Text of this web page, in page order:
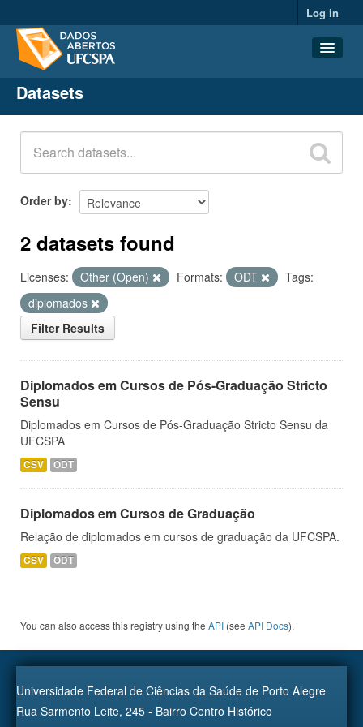
Log in
Datasets
Organizations
Groups
About
Datasets
Order by
2 datasets found
Licenses: Other (Open) Formats: ODT
Tags:
diplomados
Filter Results
Diplomados em Cursos de Pós-Graduação Stricto
Sensu
Diplomados em Cursos de Pós-Graduação Stricto Sensu da
UFCSPA
CSV ODT
Diplomados em Cursos de Graduação
Relação de diplomados em cursos de graduação da UFCSPA.
CSV ODT
You can also access this registry using the API (see API Docs).
Universidade Federal de Ciências da Saúde de Porto Alegre
Rua Sarmento Leite, 245 - Bairro Centro Histórico